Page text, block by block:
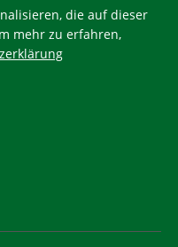
Die Nutzung muss
- KlimaHaus
die auf dieser
mehr zu erfahren,